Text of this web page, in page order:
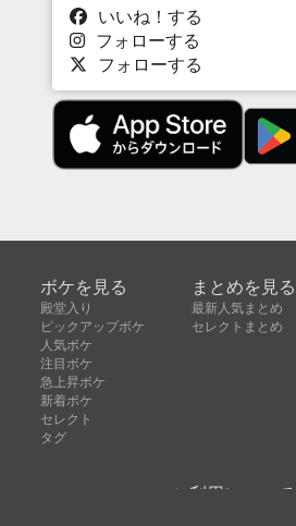
いいね！する
フォローする
フォローする
ボケを見る
殿堂入り
ピックアップボケ
人気ボケ
注目ボケ
急上昇ボケ
新着ボケ
セレクト
タグ
まとめを見る
最新人気まとめ
セレクトまとめ
ご利用について